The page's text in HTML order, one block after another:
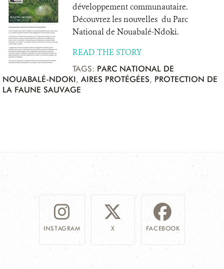
développement communautaire.
Découvrez les nouvelles du Parc
National de Nouabalé-Ndoki.
READ THE STORY
TAGS: PARC NATIONAL DE
NOUABALÉ-NDOKI, AIRES PROTÉGÉES, PROTECTION DE
LA FAUNE SAUVAGE
INSTAGRAM X FACEBOOK